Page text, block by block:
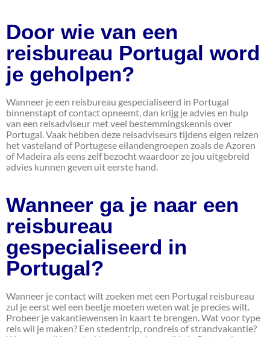
Door wie van een
reisbureau Portugal word
je geholpen?
Wanneer je een reisbureau gespecialiseerd in Portugal
binnenstapt of contact opneemt, dan krijg je advies en hulp
van een reisadviseur met veel bestemmingskennis over
Portugal. Vaak hebben deze reisadviseurs tijdens eigen reizen
het vasteland of Portugese eilandengroepen zoals de Azoren
of Madeira als eens zelf bezocht waardoor ze jou uitgebreid
advies kunnen geven uit eerste hand.
Wanneer ga je naar een
reisbureau
gespecialiseerd in
Portugal?
Wanneer je contact wilt zoeken met een Portugal reisbureau
zul je eerst wel een beetje moeten weten wat je precies wilt.
Probeer je vakantiewensen in kaart te brengen. Wat voor type
reis wil je maken? Een stedentrip, rondreis of strandvakantie?